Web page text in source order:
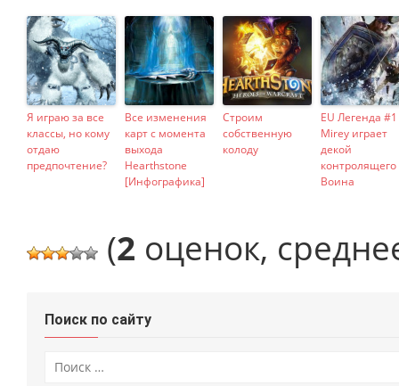
Я играю за все
классы, но кому
отдаю
предпочтение?
Все изменения
карт с момента
выхода
Hearthstone
[Инфографика]
Строим
собственную
колоду
EU Легенда #1
Mirey играет
декой
контролящего
Воина
(2 оценок,
Поиск по сайту